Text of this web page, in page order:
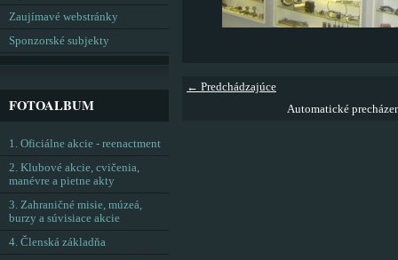
← Predchádzajúce
Automatické
Zaujímavé webstránky
Sponzorské subjekty
FOTOALBUM
1. Oficiálne akcie - reenactment
2. Klubové akcie, cvičenia,
manévre a pietne akty
3. Zahraničné misie, múzeá,
burzy a súvisiace akcie
4. Členská základňa